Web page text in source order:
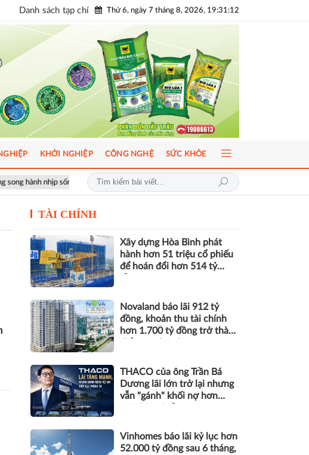
Danh sách tạp chí Thứ 6, ngày 7 tháng 8, 2026, 19:31:13
toàn cầu ICFM 2026: Đột phá mới trong phát triển Y học bào thai và Di truyền
KHỞI NGHIỆP CÔNG NGHỆ SỨC KHỎE
TÀI CHÍNH
Xây dựng Hòa Bình phát
hành hơn 51 triệu cổ phiếu
để hoán đổi hơn 514 tỷ
Novaland báo lãi 912 tỷ
đồng, khoản thu tài chính
hơn 1.700 tỷ đồng trở thành
THACO của ông Trần Bá
Dương lãi lớn trở lại nhưng
vẫn "gánh" khối nợ hơn
Vinhomes báo lãi kỷ lục hơn
52.000 tỷ đồng sau 6 tháng,